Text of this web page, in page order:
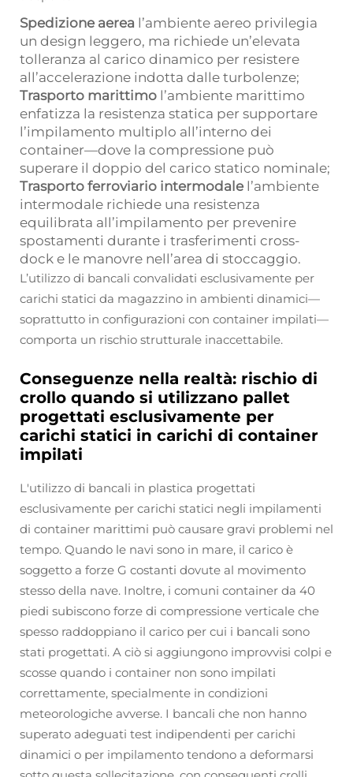
Spedizione aerea l’ambiente aereo privilegia
un design leggero, ma richiede un’elevata
tolleranza al carico dinamico per resistere
all’accelerazione indotta dalle turbolenze;
Trasporto marittimo l’ambiente marittimo
enfatizza la resistenza statica per supportare
l’impilamento multiplo all’interno dei
container—dove la compressione può
superare il doppio del carico statico nominale;
Trasporto ferroviario intermodale l’ambiente
intermodale richiede una resistenza
equilibrata all’impilamento per prevenire
spostamenti durante i trasferimenti cross-
dock e le manovre nell’area di stoccaggio.
L’utilizzo di bancali convalidati esclusivamente per
carichi statici da magazzino in ambienti dinamici—
soprattutto in configurazioni con container impilati—
comporta un rischio strutturale inaccettabile.
Conseguenze nella realtà: rischio di
crollo quando si utilizzano pallet
progettati esclusivamente per
carichi statici in carichi di container
impilati
L'utilizzo di bancali in plastica progettati
esclusivamente per carichi statici negli impilamenti
di container marittimi può causare gravi problemi nel
tempo. Quando le navi sono in mare, il carico è
soggetto a forze G costanti dovute al movimento
stesso della nave. Inoltre, i comuni container da 40
piedi subiscono forze di compressione verticale che
spesso raddoppiano il carico per cui i bancali sono
stati progettati. A ciò si aggiungono improvvisi colpi e
scosse quando i container non sono impilati
correttamente, specialmente in condizioni
meteorologiche avverse. I bancali che non hanno
superato adeguati test indipendenti per carichi
dinamici o per impilamento tendono a deformarsi